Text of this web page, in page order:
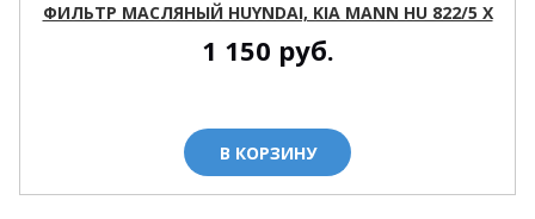
ФИЛЬТР МАСЛЯНЫЙ HUYNDAI, KIA MANN HU 822/5 X
1 150 руб.
В КОРЗИНУ